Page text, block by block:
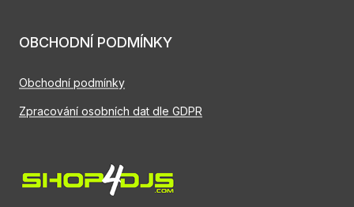
OBCHODNÍ PODMÍNKY
Obchodní podmínky
Zpracování osobních dat dle GDPR